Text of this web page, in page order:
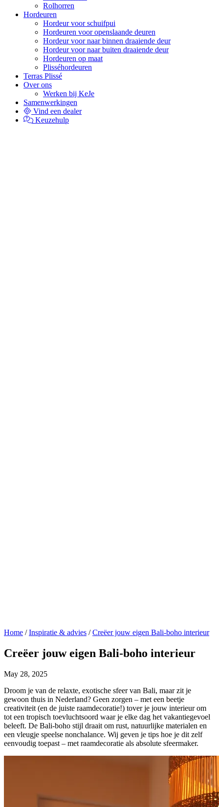
Rolhorren
Hordeuren
Hordeur voor schuifpui
Hordeuren voor openslaande deuren
Hordeur voor naar binnen draaiende deur
Hordeur voor naar buiten draaiende deur
Hordeuren op maat
Plisséhordeuren
Terras Plissé
Over ons
Werken bij KeJe
Samenwerkingen
Vind een dealer
Keuzehulp
Home / Inspiratie & advies / Creëer jouw eigen Bali-boho interieur
Creëer jouw eigen Bali-boho interieur
May 28, 2025
Droom je van de relaxte, exotische sfeer van Bali, maar zit je
gewoon thuis in Nederland? Geen zorgen – met een beetje
creativiteit (en de juiste raamdecoratie!) tover je jouw interieur om
tot een tropisch toevluchtsoord waar je elke dag het vakantiegevoel
beleeft. De Bali-boho stijl draait om rust, natuurlijke materialen en
een vleugje speelse nonchalance. Wij geven je tips hoe je dit zelf
eenvoudig toepast – met raamdecoratie als absolute sfeermaker.